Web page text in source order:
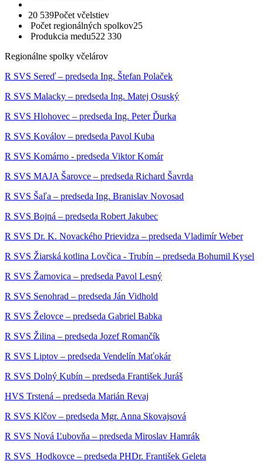
20 539Počet včelstiev
Počet regionálných spolkov25
Produkcia medu522 330
Regionálne spolky včelárov
R SVS Sereď – predseda Ing. Štefan Polaček
R SVS Malacky – predseda Ing. Matej Osuský
R SVS Hlohovec – predseda Ing. Peter Ďurka
R SVS Koválov – predseda Pavol Kuba
R SVS Komárno - predseda Viktor Komár
R SVS MAJA Šarovce – predseda Richard Šavrda
R SVS Šaľa – predseda Ing. Branislav Novosad
R SVS Bojná – predseda Robert Jakubec
R SVS Dr. K. Novackého Prievidza – predseda Vladimír Weber
R SVS Žiarská kotlina Lovčica - Trubín – predseda Bohumil Kysel
R SVS Žarnovica – predseda Pavol Lesný
R SVS Senohrad – predseda Ján Vidhold
R SVS Želovce – predseda Gabriel Babka
R SVS Žilina – predseda Jozef Romančík
R SVS Liptov – predseda Vendelín Maťokár
R SVS Dolný Kubín – predseda František Juráš
HVS Trstená – predseda Marián Revaj
R SVS Klčov – predseda Mgr. Anna Skovajsová
R SVS Nová Ľubovňa – predseda Miroslav Hamrák
R SVS Hodkovce – predseda PHDr. František Geleta